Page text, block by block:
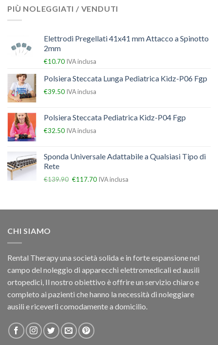
PIÙ NOLEGGIATI / VENDUTI
Elettrodi Pregellati 41x41 mm Attacco a Spinotto
2mm
€10.70 IVA inclusa
Polsiera Steccata Lunga Pediatrica Kidz-P06 Fgp
€39.50 IVA inclusa
Polsiera Steccata Pediatrica Kidz-P04 Fgp
€32.50 IVA inclusa
Sponda Universale Adattabile a Qualsiasi Tipo di
Rete
€139.90 €117.70 IVA inclusa
CHI SIAMO
Rental Therapy una società solida e in forte espansione nel
campo del noleggio di apparecchi elettromedicali ed ausili
ortopedici, Il nostro obiettivo è offrire un servizio chiaro e
completo ai pazienti che hanno la necessità di noleggiare
ausili e riceverli comodamente a domicilio.